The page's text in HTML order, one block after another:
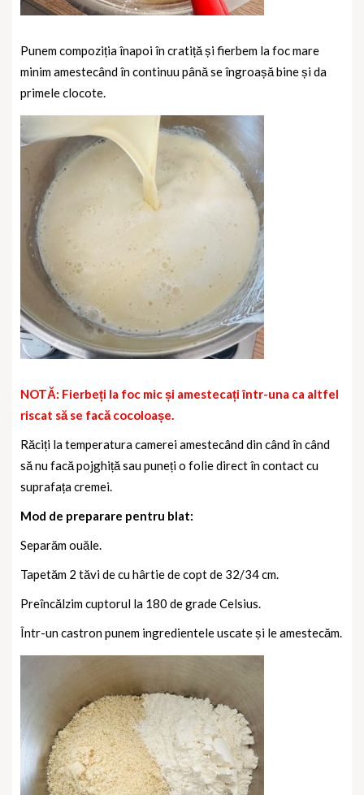
Punem compoziția înapoi în cratiță și fierbem la foc mare
minim amestecând în continuu până se îngroașă bine și da
primele clocote.
NOTĂ: Fierbeți la foc mic și amestecați într-una ca altfel
riscat să se facă cocoloașe.
Răciți la temperatura camerei amestecând din când în când
să nu facă pojghiță sau puneți o folie direct în contact cu
suprafața cremei.
Mod de preparare pentru blat:
Separăm ouăle.
Tapetăm 2 tăvi de cu hârtie de copt de 32/34 cm.
Preîncălzim cuptorul la 180 de grade Celsius.
Într-un castron punem ingredientele uscate și le amestecăm.